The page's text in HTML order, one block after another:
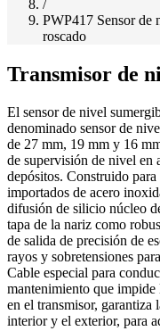
/
PWP417 Sensor de
roscado
Transmisor de
El sensor de nivel
denominado sensor de
de 27 mm, 19 mm y 16
de supervisión de nivel en
depósitos. Construido
importados de acero
difusión de silicio núcleo
tapa de la nariz como
de salida de precisión de
rayos y sobretensiones
Cable especial para
mantenimiento que impide
en el transmisor, garantiza
interior y el exterior, para